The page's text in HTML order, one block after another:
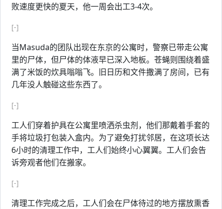
败速度更快的夏天，他一周会出工3-4次。
[-]
当Masuda的团队出现在东京的公寓时，警察已带走公寓
里的尸体，但尸体的体液早已深入地板。苍蝇则围绕着盛
满了米饭的炊具嗡嗡飞。旧日历和文件撒满了房间，已有
几年没人触碰这些东西了。
[-]
工人们穿着护具在公寓里喷洒杀虫剂，他们那戴着手套的
手将垃圾打包装入盒内。为了避免打扰邻居，在这项长达
6小时的清理工作中，工人们始终小心翼翼。工人们会告
诉旁观者他们在搬家。
[-]
清理工作完成之后，工人们会在尸体待过的地方摆放熏香